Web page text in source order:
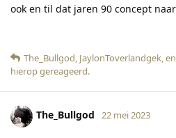
ook en til dat jaren 90 concept
The_Bullgod JaylonToverlandgek , en
hierop gereageerd.
The_Bullgod 22 mei 2023